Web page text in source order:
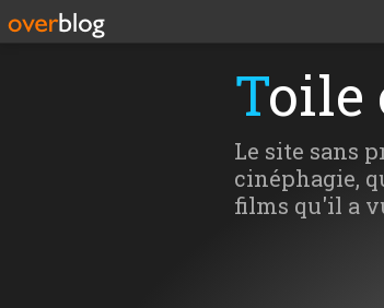
Le site sans
cinéphagie,
films qu'il a